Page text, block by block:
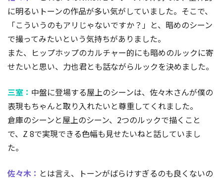
に明るいトーンの作品が多い気がしていました。そこで、
「こういうのもアリじゃないですか？」と、暗めのシーン
で撮ってみたいという気持ちがありました。
また、ヒップホップのカルチャー的にも暗めのルックに寄
せたいと思い、力也君とも話ながらルックを決めました。
三室： 中盤に登場する屋上のシーンは、佐々木さんが僕の
表現もちゃんと取り入れたいと尊重してくれました。
倉庫のシーンと屋上のシーン、2つのルックで描くこと
で、Z 8で実現できる色幅も見せたいねと話していまし
た。
佐々木： とは言え、トーンがばらけすぎるのも良くないの